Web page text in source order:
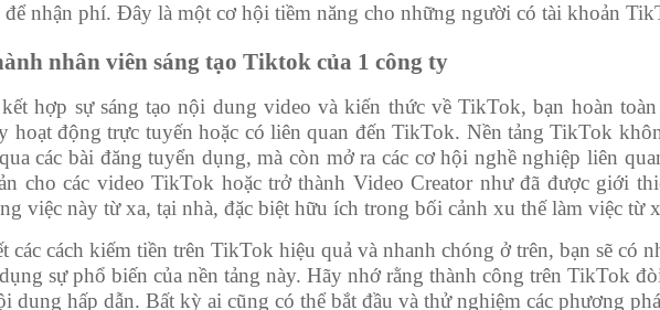
nhận phí. Đây là một cơ hội tiềm năng cho những người có tài khoản
nhân viên sáng tạo Tiktok của 1 công ty
hợp sự sáng tạo nội dung video và kiến thức về TikTok, bạn hoàn
hoạt động trực tuyến hoặc có liên quan đến TikTok. Nền tảng TikTok
các bài đăng tuyển dụng, mà còn mở ra các cơ hội nghề nghiệp liên
cho các video TikTok hoặc trở thành Video Creator như đã được giới
việc này từ xa, tại nhà, đặc biệt hữu ích trong bối cảnh xu thế làm việc từ
các cách kiếm tiền trên TikTok hiệu quả và nhanh chóng ở trên, bạn sẽ có
sự phổ biến của nền tảng này. Hãy nhớ rằng thành công trên TikTok
dung hấp dẫn. Bất kỳ ai cũng có thể bắt đầu và thử nghiệm các phương